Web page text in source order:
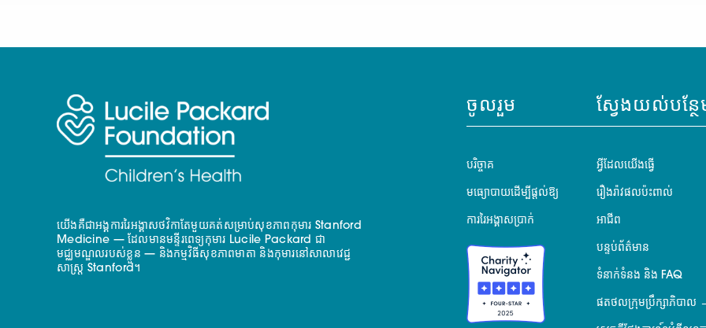
យើងគឺជាអង្គការរៃអង្គាសថវិកាតែមួយគត់សម្រាប់សុខភាពកុមារ Stanford
Medicine — ដែលមានមន្ទីរពេទ្យកុមារ Lucile Packard ជា
មជ្ឈមណ្ឌលរបស់ខ្លួន — និងកម្មវិធីសុខភាពមាតា និងកុមារនៅសាលាវេជ្ជ
សាស្ត្រ Stanford។
ចូលរួម
បរិច្ចាគ
មធ្យោបាយដើម្បីផ្តល់ឱ្យ
ការរៃអង្គាសប្រាក់
ស្វែងយល់បន្ថែ
អ្វីដែលយើងធ្វើ
រឿងរ៉ាវផលប៉ះពាល់
អាជីព
បន្ទប់ព័ត៌មាន
ទំនាក់ទំនង និង FAQ
ផតថលក្រុមប្រឹក្សាភិបាល